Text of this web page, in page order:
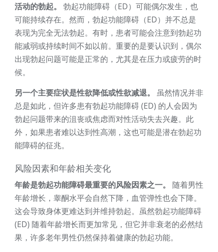
活动的勃起。
勃起功能障碍（ED）可能偶尔发生，也
可能持续存在。然而，勃起功能障碍（ED）并不总是
表现为完全无法勃起。有时，患者可能会注意到勃起功
能减弱或持续时间不如以前。重要的是要认识到，偶尔
出现勃起问题可能是正常的，尤其是在压力或疲劳的时
候。
另一个主要症状是性欲降低或性欲减退。
虽然情况并非
总是如此，但许多患有勃起功能障碍 (ED) 的人会因为
勃起问题带来的沮丧或焦虑而对性活动失去兴趣。此
外，如果患者难以达到性高潮，这也可能是潜在勃起功
能障碍的征兆。
风险因素和年龄相关变化
年龄是勃起功能障碍最重要的风险因素之一。
随着男性
年龄增长，睾酮水平会自然下降，血管弹性也会下降。
这会导致身体更难达到并维持勃起。虽然勃起功能障碍
(ED) 随着年龄增长而更加常见，但它并非衰老的必然结
果，许多老年男性仍然保持着健康的勃起功能。